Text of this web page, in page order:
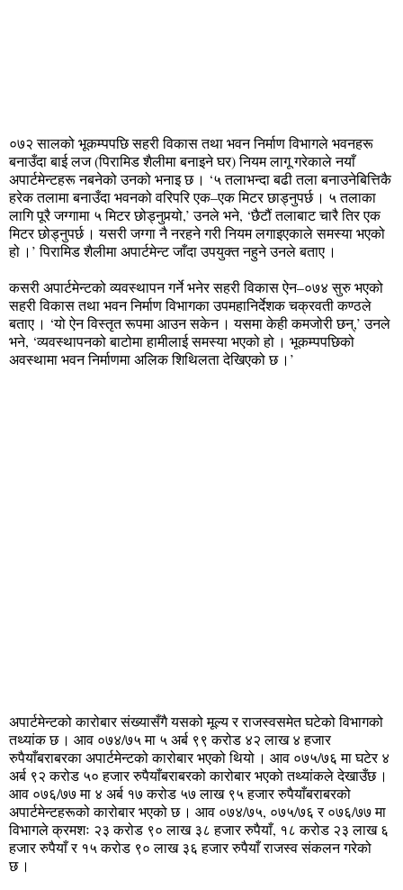
०७२ सालको भूकम्पपछि सहरी विकास तथा भवन निर्माण विभागले भवनहरू
बनाउँदा बाई लज (पिरामिड शैलीमा बनाइने घर) नियम लागू गरेकाले नयाँ
अपार्टमेन्टहरू नबनेको उनको भनाइ छ । ‘५ तलाभन्दा बढी तला बनाउनेबित्तिकै
हरेक तलामा बनाउँदा भवनको वरिपरि एक–एक मिटर छाड्नुपर्छ । ५ तलाका
लागि पूरै जग्गामा ५ मिटर छोड्नुपर्‍यो,’ उनले भने, ‘छैटौं तलाबाट चारै तिर एक
मिटर छोड्नुपर्छ । यसरी जग्गा नै नरहने गरी नियम लगाइएकाले समस्या भएको
हो ।’ पिरामिड शैलीमा अपार्टमेन्ट जाँदा उपयुक्त नहुने उनले बताए ।
कसरी अपार्टमेन्टको व्यवस्थापन गर्ने भनेर सहरी विकास ऐन–०७४ सुरु भएको
सहरी विकास तथा भवन निर्माण विभागका उपमहानिर्देशक चक्रवती कण्ठले
बताए । ‘यो ऐन विस्तृत रूपमा आउन सकेन । यसमा केही कमजोरी छन्,’ उनले
भने, ‘व्यवस्थापनको बाटोमा हामीलाई समस्या भएको हो । भूकम्पपछिको
अवस्थामा भवन निर्माणमा अलिक शिथिलता देखिएको छ ।’
अपार्टमेन्टको कारोबार संख्यासँगै यसको मूल्य र राजस्वसमेत घटेको विभागको
तथ्यांक छ । आव ०७४/७५ मा ५ अर्ब ९९ करोड ४२ लाख ४ हजार
रुपैयाँबराबरका अपार्टमेन्टको कारोबार भएको थियो । आव ०७५/७६ मा घटेर ४
अर्ब ९२ करोड ५० हजार रुपैयाँबराबरको कारोबार भएको तथ्यांकले देखाउँछ ।
आव ०७६/७७ मा ४ अर्ब १७ करोड ५७ लाख ९५ हजार रुपैयाँबराबरको
अपार्टमेन्टहरूको कारोबार भएको छ । आव ०७४/७५, ०७५/७६ र ०७६/७७ मा
विभागले क्रमशः २३ करोड ९० लाख ३८ हजार रुपैयाँ, १८ करोड २३ लाख ६
हजार रुपैयाँ र १५ करोड ९० लाख ३६ हजार रुपैयाँ राजस्व संकलन गरेको
छ ।